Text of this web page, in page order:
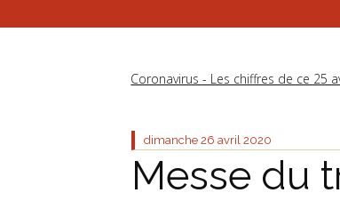
Coronavirus - Les chiffres de ce 25
dimanche 26 avril 2020
Messe du